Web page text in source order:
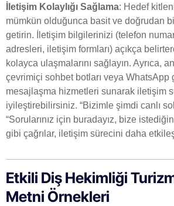
İletişim Kolaylığı Sağlama: Hedef
mümkün olduğunca basit ve doğrudan
getirin. İletişim bilgilerinizi (telefon
adresleri, iletişim formları) açıkça
kolayca ulaşmalarını sağlayın. Ayrıca,
çevrimiçi sohbet botları veya WhatsApp
mesajlaşma hizmetleri sunarak iletişim
iyileştirebilirsiniz. “Bizimle şimdi canlı
“Sorularınız için buradayız, bize
gibi çağrılar, iletişim sürecini daha
Etkili Diş Hekimliği
Metni Örnekleri